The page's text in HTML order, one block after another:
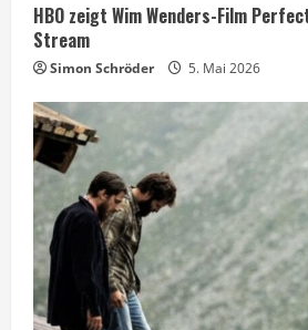
HBO zeigt Wim Wenders-Film
Stream
Simon Schröder 5. Mai 2026